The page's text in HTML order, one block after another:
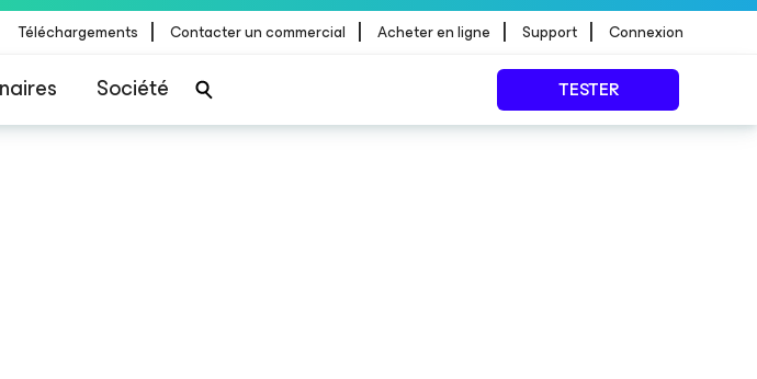
Téléchargements | Contacter un commercial | Acheter en ligne | Support | Connexion
Société TESTER